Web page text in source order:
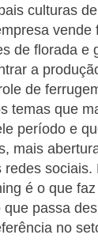
culturas
vende
de florada e
a
de
temas que
período e
mais
redes sociais.
é o que
passa
no